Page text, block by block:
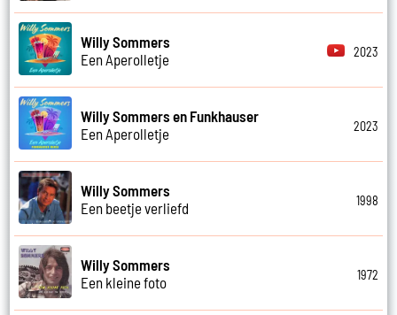
Willy Sommers
Een Aperolletje
2023
Willy Sommers en Funkhauser
Een Aperolletje
2023
Willy Sommers
Een beetje verliefd
1998
Willy Sommers
Een kleine foto
1972